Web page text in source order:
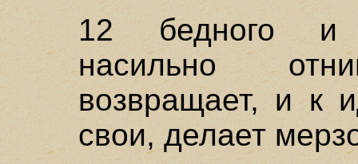
12 бедного и
насильно
возвращает, и к
свои, делает